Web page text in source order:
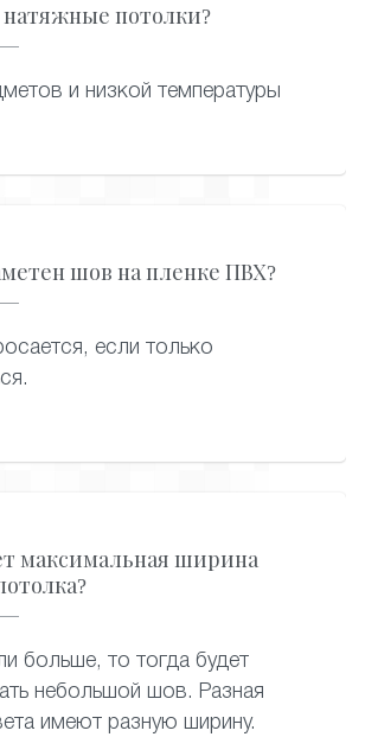
натяжные потолки?
и низкой температуры
шов на пленке ПВХ?
если только
максимальная ширина
больше, то тогда будет
небольшой шов. Разная
имеют разную ширину.